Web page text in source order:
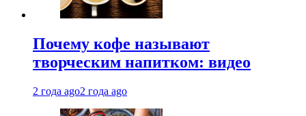
Почему кофе называют
творческим напитком: видео
2 года ago2 года ago